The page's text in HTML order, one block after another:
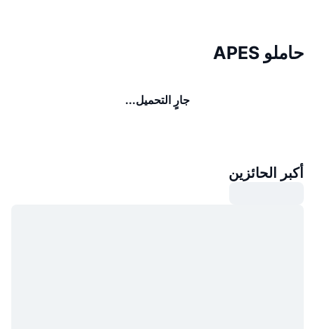
حاملو APES
جارٍ التحميل...
أكبر الحائزين